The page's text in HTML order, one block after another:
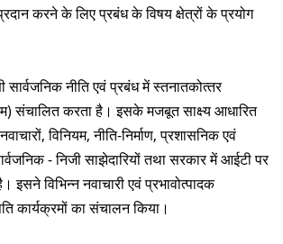
करने के लिए प्रबंध के विषय क्षेत्रों के प्रयोग
सार्वजनिक नीति एवं प्रबंध में स्‍तनातकोत्‍तर
संचालित करता है। इसके मजबूत साक्ष्‍य आधारित
विनियम, नीति-निर्माण, प्रशासनिक एवं
- निजी साझेदारियों तथा सरकार में आईटी पर
इसने विभिन्‍न नवाचारी एवं प्रभावोत्‍पादक
कार्यक्रमों का संचालन किया।